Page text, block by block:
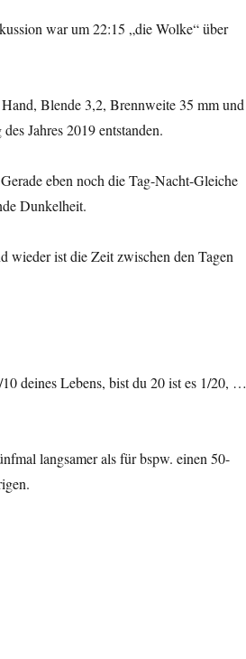
war um 22:15 „die Wolke“ über
Blende 3,2, Brennweite 35 mm und
Jahres 2019 entstanden.
eben noch die Tag-Nacht-Gleiche
Dunkelheit.
wieder ist die Zeit zwischen den Tagen
deines Lebens, bist du 20 ist es 1/20, …
langsamer als für bspw. einen 50-